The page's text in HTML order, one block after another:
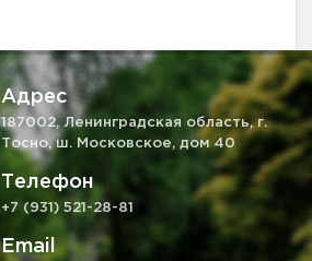
Адрес
187002, Ленинградская область, г.
Тосно, ш. Московское, дом 40
Телефон
+7 (931) 521-28-81
Email